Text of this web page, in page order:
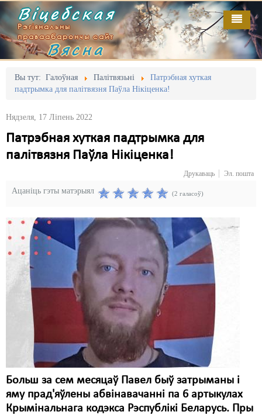
Віцебская
Рэгіянальны
праваабарончы сайт
Вясна
Вы тут: Галоўная Палітвязьні
Патрэбная хуткая
падтрымка для палітвязня Паўла Нікіценка!
Нядзеля, 17 Ліпень 2022
Патрэбная хуткая падтрымка для
палітвязня Паўла Нікіценка!
Друкаваць Эл. пошта
Ацаніць гэты матэрыял (2 галасоў)
Больш за сем месяцаў Павел быў затрыманы і
яму прад'яўлены абвінавачанні па 6 артыкулах
Крымінальнага кодэкса Рэспублікі Беларусь. Пры
Галоўная
Адміністрацыйны перасьлед
Безбар'ернае асяродзьдзе
Выбары
Дзяржава
Дыскрымінацыя
Затрыманьні
Карная псыхіятрыя
КПЧ ААН
Культурныя правы
Мігранты
Мірныя сходы
Палітвязьні
Выданьні
Кантакт
Пра нас